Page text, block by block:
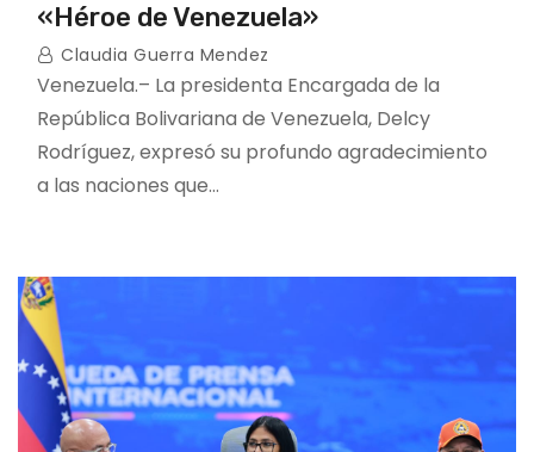
«Héroe de Venezuela»
Claudia Guerra Mendez
Venezuela.– La presidenta Encargada de la
República Bolivariana de Venezuela, Delcy
Rodríguez, expresó su profundo agradecimiento
a las naciones que…